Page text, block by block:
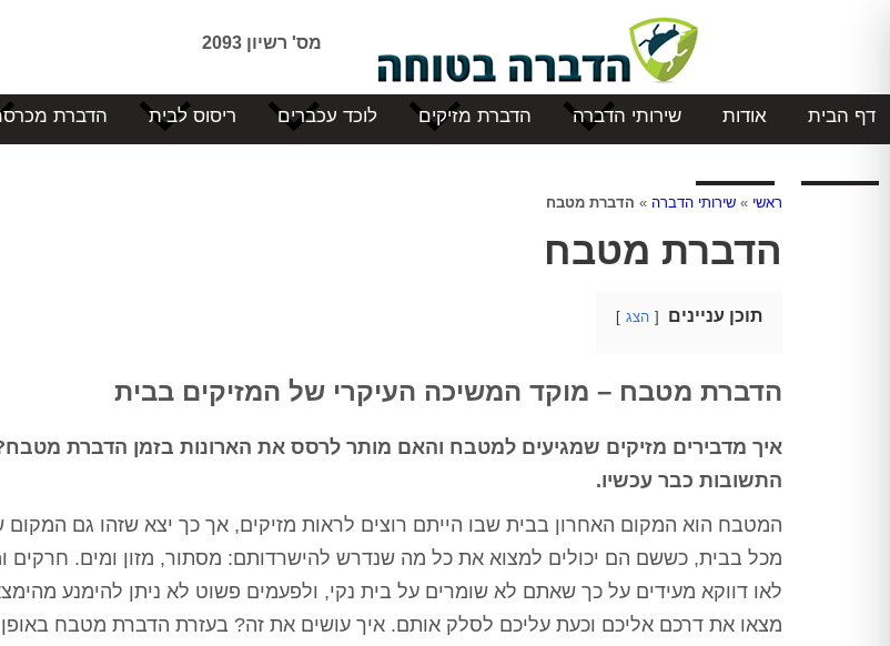
מס' רשיון 2093
דף הבית אודות שירותי הדברה הדברת מזיקים לוכד עכברים ריסוס לבית הדברת
ראשי » שירותי הדברה » הדברת מטבח
הדברת מטבח
תוכן עניינים הצג
הדברת מטבח – מוקד המשיכה העיקרי של המזיקים בבית
איך מדבירים מזיקים שמגיעים למטבח והאם מותר לרסס את הארונות בזמן הדברת
התשובות כבר עכשיו.
המטבח הוא המקום האחרון בבית שבו הייתם רוצים לראות מזיקים, אך כך יצא שזהו גם המקום
מכל בבית, כששם הם יכולים למצוא את כל מה שנדרש להישרדותם: מסתור, מזון ומים. חרקים
לאו דווקא מעידים על כך שאתם לא שומרים על בית נקי, ולפעמים פשוט לא ניתן להימנע
מצאו את דרכם אליכם וכעת עליכם לסלק אותם. איך עושים את זה? בעזרת הדברת מטבח באופן